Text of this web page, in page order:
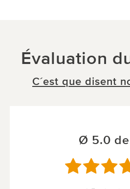
Évaluation
C´est que disent
Ø 5.0